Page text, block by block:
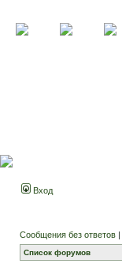
Вход
Сообщения без ответов |
Список форумов